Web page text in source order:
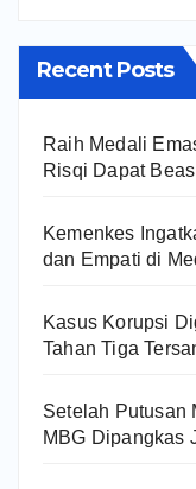
Recent Posts
Raih Medali
Risqi Dapat
Kemenkes
dan Empati di
Kasus Korupsi
Tahan Tiga
Setelah Putusan
MBG Dipangkas